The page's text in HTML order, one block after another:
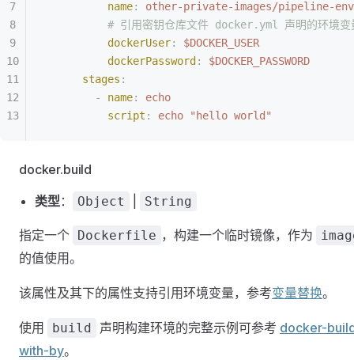
          name
:
other-private-images/pipeline-
# 引用密钥仓库文件 docker.yml 声明的环境变
          dockerUser
:
$DOCKER_USER
          dockerPassword
:
$DOCKER_PASSWORD
      stages
:
        -
name:
echo
          script
: echo "hello world"
docker.build
类型： Object String
指定一个 Dockerfile ，构建一个临时镜像，作为
的值使用。
该属性及其下的属性支持引用环境变量，参考变量替换。
使用 build 声明构建环境的完整示例可参考 docker-
with-by。